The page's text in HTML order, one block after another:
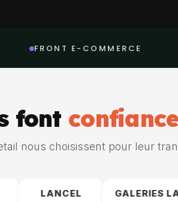
TABLETTE
font confiance
nous choisissent pour leur
GALERIES LAFAYETTE